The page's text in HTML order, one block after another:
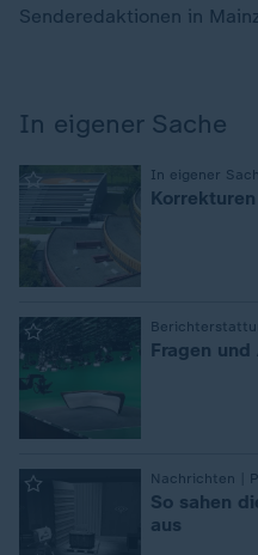
Senderedaktionen in
In eigener Sache
In eigener
:
Fragen
Nachrichten |
So sahen
aus